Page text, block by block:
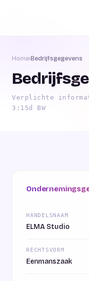
Home›Bedrijfsgegevens
Verplichte
3:15d BW
HANDELSNAAM
ELMA Studio
RECHTSVORM
Eenmanszaak